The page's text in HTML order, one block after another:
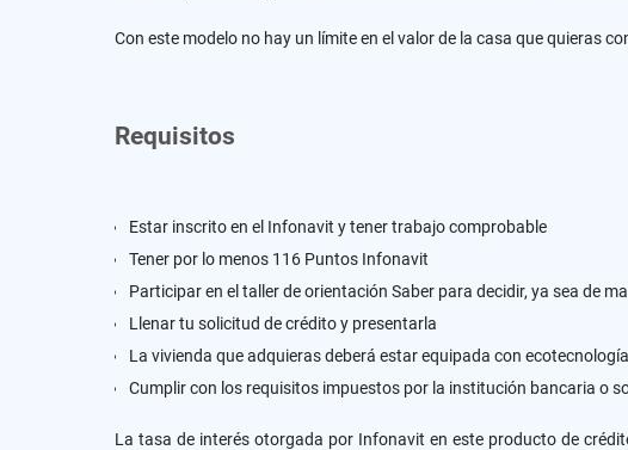
Con este modelo no hay un límite en el valor de la casa que quieras
Requisitos
Estar inscrito en el Infonavit y tener trabajo comprobable
Tener por lo menos 116 Puntos Infonavit
Participar en el taller de orientación Saber para decidir, ya sea de
Llenar tu solicitud de crédito y presentarla
La vivienda que adquieras deberá estar equipada con
Cumplir con los requisitos impuestos por la institución bancaria o
La tasa de interés otorgada por Infonavit en este producto de